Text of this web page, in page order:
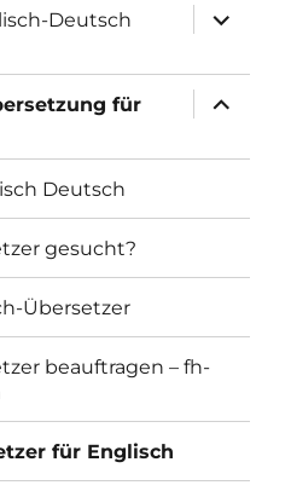
Deutsch
öffnen
für
öffnen
Deutsch
gesucht?
Übersetzer
beauftragen – fh-
für Englisch